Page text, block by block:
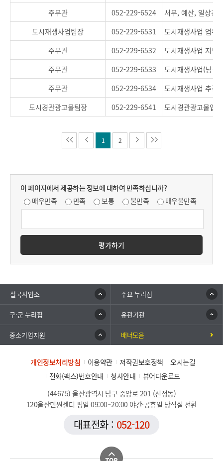
주무관
052-229-6524
서무, 예산, 일상경
도시재생사업팀장
052-229-6531
도시재생사업 업무
주무관
052-229-6532
도시재생사업 지도.
주무관
052-229-6533
도시재생사업(남구
주무관
052-229-6534
도시재생사업 추진
도시경관광고물팀장
052-229-6541 도시경관광고물업
1 2
이 페이지에서 제공하는 정보에 대하여 만족하십니까?
매우만족
만족 보통 불만족 매우불만족
평가하기
실국사업소 주요 누리집
구·군 누리집 유관기관
중소기업지원 배너모음
개인정보처리방침 이용약관 저작권보호정책
오시는길
전화(팩스)번호안내
청사안내
뷰어다운로드
(44675) 울산광역시 남구 중앙로 201 (신정동)
120울산민원센터 평일 09:00~20:00 야간·공휴일 당직실 전환
대표전화 : 052-120